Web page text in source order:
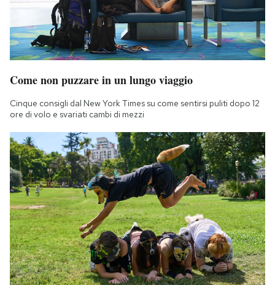
Come non puzzare in un lungo viaggio
Cinque consigli dal New York Times su come sentirsi puliti dopo 12
ore di volo e svariati cambi di mezzi